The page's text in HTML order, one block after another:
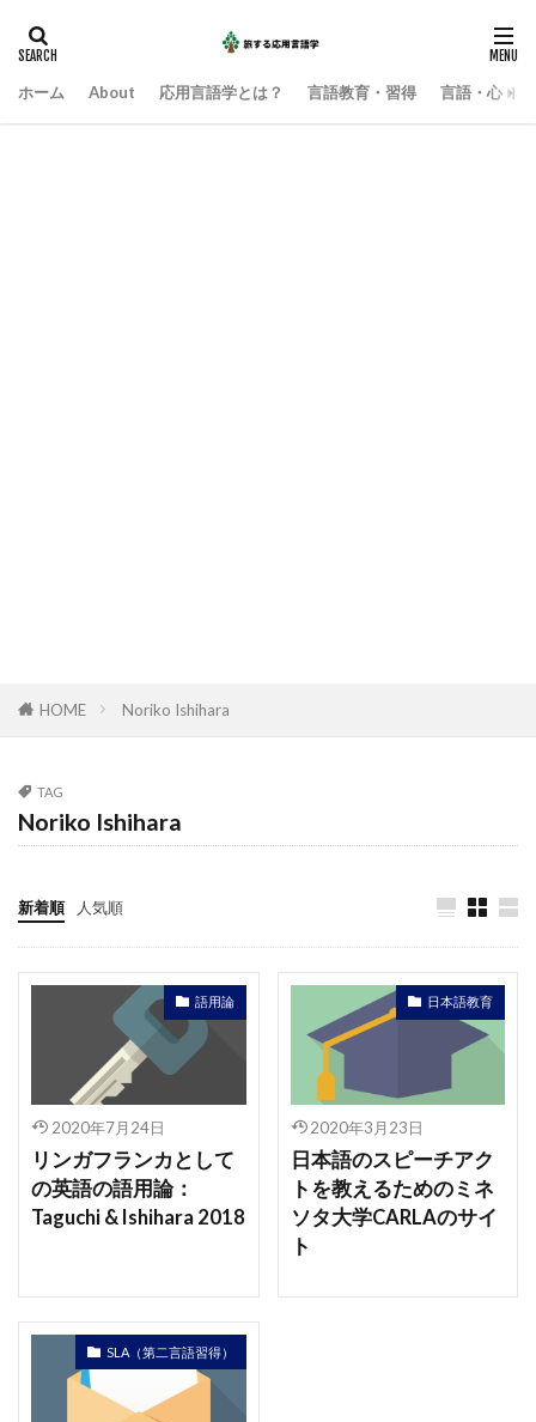
ホーム About 応用言語学とは？ 言語教育・習得 言語・心・
HOME Noriko Ishihara
TAG
Noriko Ishihara
新着順 人気順
語用論
2020年7月24日
リンガフランカとして
の英語の語用論：
Taguchi & Ishihara 2018
日本語教育
2020年3月23日
日本語のスピーチアク
トを教えるためのミネ
ソタ大学CARLAのサイ
ト
SLA（第二言語習得）